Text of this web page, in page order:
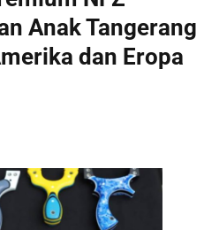
Anak Tangerang
dan Eropa